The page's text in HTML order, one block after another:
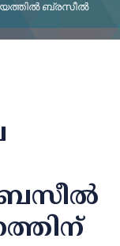
ബ്രസീല്‍